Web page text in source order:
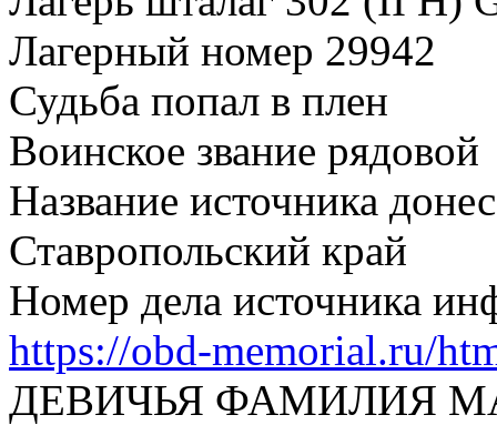
Лагерный номер 29942
Судьба попал в плен
Воинское звание рядовой
Название источника
Ставропольский край
Номер дела источника
https://obd-memorial.ru/
ДЕВИЧЬЯ ФАМИЛИЯ